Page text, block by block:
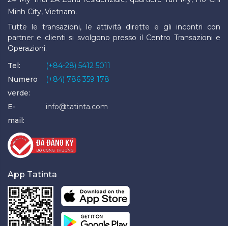
Minh City, Vietnam.
Tutte le transazioni, le attività dirette e gli incontri con
partner e clienti si svolgono presso il Centro Transazioni e
Operazioni.
Tel:
(+84-28) 5412 5011
Numero
verde:
(+84) 786 359 178
E-
mail:
info@tatinta.com
App Tatinta